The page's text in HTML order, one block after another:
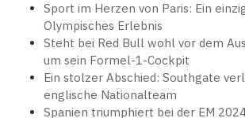
Sport im Herzen von Paris: Ein
Olympisches Erlebnis
Steht bei Red Bull wohl vor dem
um sein Formel-1-Cockpit
Ein stolzer Abschied: Southgate
englische Nationalteam
Spanien triumphiert bei der EM